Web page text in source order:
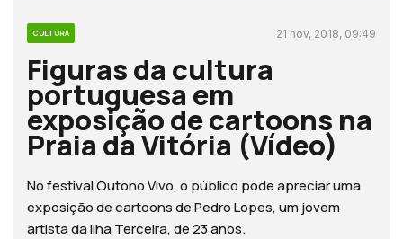
CULTURA 21 nov, 2018, 09:49
Figuras da cultura
portuguesa em
exposição de cartoons na
Praia da Vitória (Vídeo)
No festival Outono Vivo, o público pode apreciar uma
exposição de cartoons de Pedro Lopes, um jovem
artista da ilha Terceira, de 23 anos.